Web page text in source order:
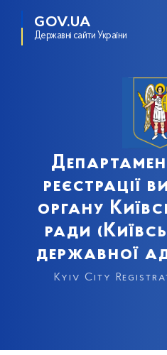
GOV.UA
Державні сайти України
реєстрації
органу
ради
державної
Kyiv City